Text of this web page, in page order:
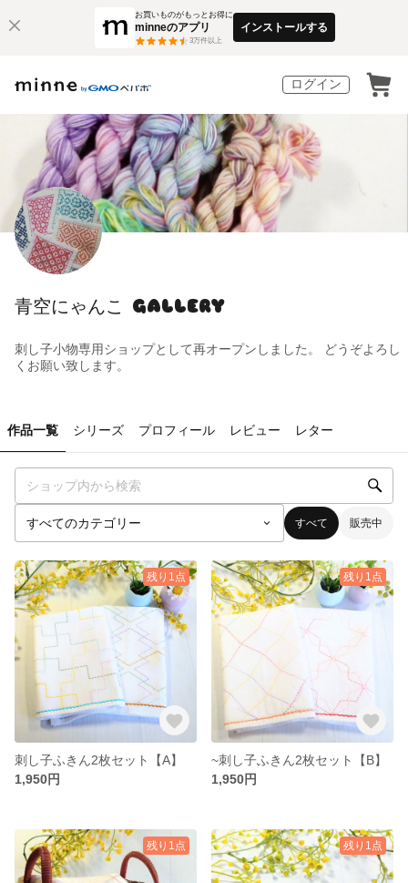
お買いものがもっとお得に
minneのアプリ
3万件以上
インストールする
ログイン
青空にゃんこ GALLERY
刺し子小物専用ショップとして再オープンしました。 どうぞよろし
くお願い致します。
作品一覧 シリーズ プロフィール レビュー レター
すべて 販売中
残り1点
刺し子ふきん2枚セット【A】
1,950円
残り1点
~刺し子ふきん2枚セット【B】
1,950円
残り1点 残り1点